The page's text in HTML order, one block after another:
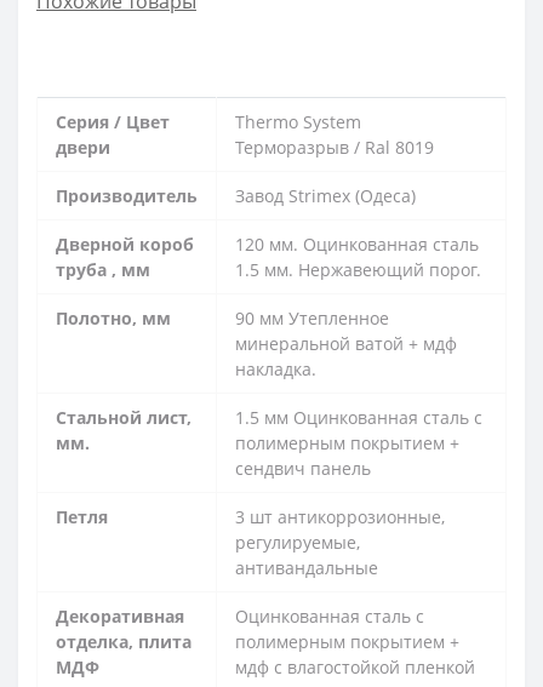
Серия / Цвет
двери
Thermo System
Терморазрыв / Ral 8019
Производитель Завод Strimex (Одеса)
Дверной короб
труба , мм
120 мм. Оцинкованная сталь
1.5 мм. Нержавеющий порог.
Полотно, мм
90 мм Утепленное
минеральной ватой + мдф
накладка.
Стальной лист,
мм.
1.5 мм Оцинкованная сталь с
полимерным покрытием +
сендвич панель
Петля
3 шт антикоррозионные,
регулируемые,
антивандальные
Декоративная
отделка, плита
МДФ
Оцинкованная сталь с
полимерным покрытием +
мдф с влагостойкой пленкой